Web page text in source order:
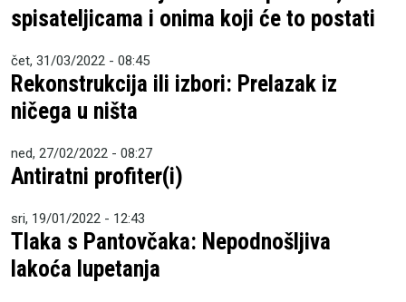
spisateljicama i onima koji će to postati
čet, 31/03/2022 - 08:45
Rekonstrukcija ili izbori: Prelazak iz
ničega u ništa
ned, 27/02/2022 - 08:27
Antiratni profiter(i)
sri, 19/01/2022 - 12:43
Tlaka s Pantovčaka: Nepodnošljiva
lakoća lupetanja